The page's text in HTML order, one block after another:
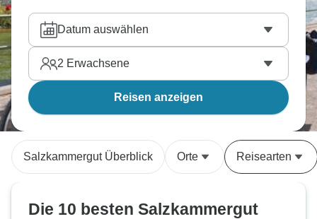
Datum auswählen
2 Erwachsene
Reisen anzeigen
Salzkammergut Überblick Orte Reisearten
Die 10 besten Salzkammergut